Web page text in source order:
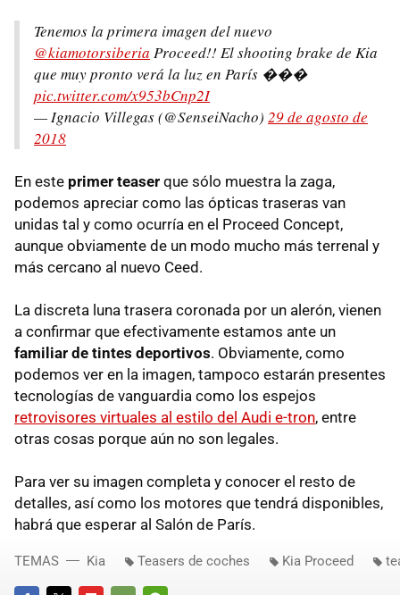
Tenemos la primera imagen del nuevo
@kiamotorsiberia Proceed!! El shooting brake de Kia
que muy pronto verá la luz en París ���
pic.twitter.com/x953bCnp2I
— Ignacio Villegas (@SenseiNacho) 29 de agosto de
2018
En este primer teaser que sólo muestra la zaga,
podemos apreciar como las ópticas traseras van
unidas tal y como ocurría en el Proceed Concept,
aunque obviamente de un modo mucho más terrenal y
más cercano al nuevo Ceed.
La discreta luna trasera coronada por un alerón, vienen
a confirmar que efectivamente estamos ante un
familiar de tintes deportivos. Obviamente, como
podemos ver en la imagen, tampoco estarán presentes
tecnologías de vanguardia como los espejos
retrovisores virtuales al estilo del Audi e-tron, entre
otras cosas porque aún no son legales.
Para ver su imagen completa y conocer el resto de
detalles, así como los motores que tendrá disponibles,
habrá que esperar al Salón de París.
TEMAS Kia Teasers de coches Kia Proceed